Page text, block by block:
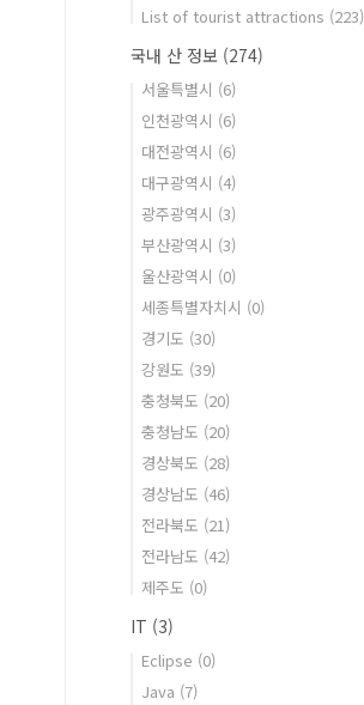
List of tourist attractions (223)
국내 산 정보 (274)
서울특별시 (6)
인천광역시 (6)
대전광역시 (6)
대구광역시 (4)
광주광역시 (3)
부산광역시 (3)
울산광역시 (0)
세종특별자치시 (0)
경기도 (30)
강원도 (39)
충청북도 (20)
충청남도 (20)
경상북도 (28)
경상남도 (46)
전라북도 (21)
전라남도 (42)
제주도 (0)
IT (3)
Eclipse (0)
Java (7)